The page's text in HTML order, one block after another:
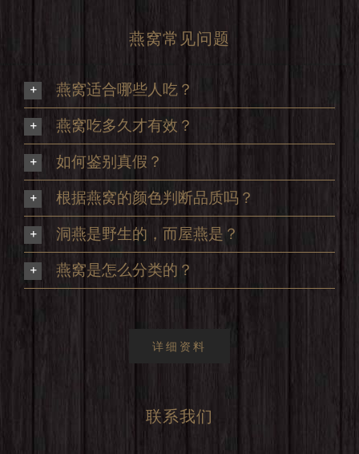
燕窝常见问题
燕窝适合哪些人吃？
燕窝吃多久才有效？
如何鉴别真假？
根据燕窝的颜色判断品质吗？
洞燕是野生的，而屋燕是？
燕窝是怎么分类的？
详细资料
联系我们